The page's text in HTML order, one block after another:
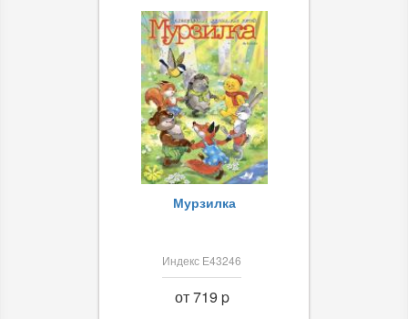
Мурзилка
Индекс Е43246
от 719 p